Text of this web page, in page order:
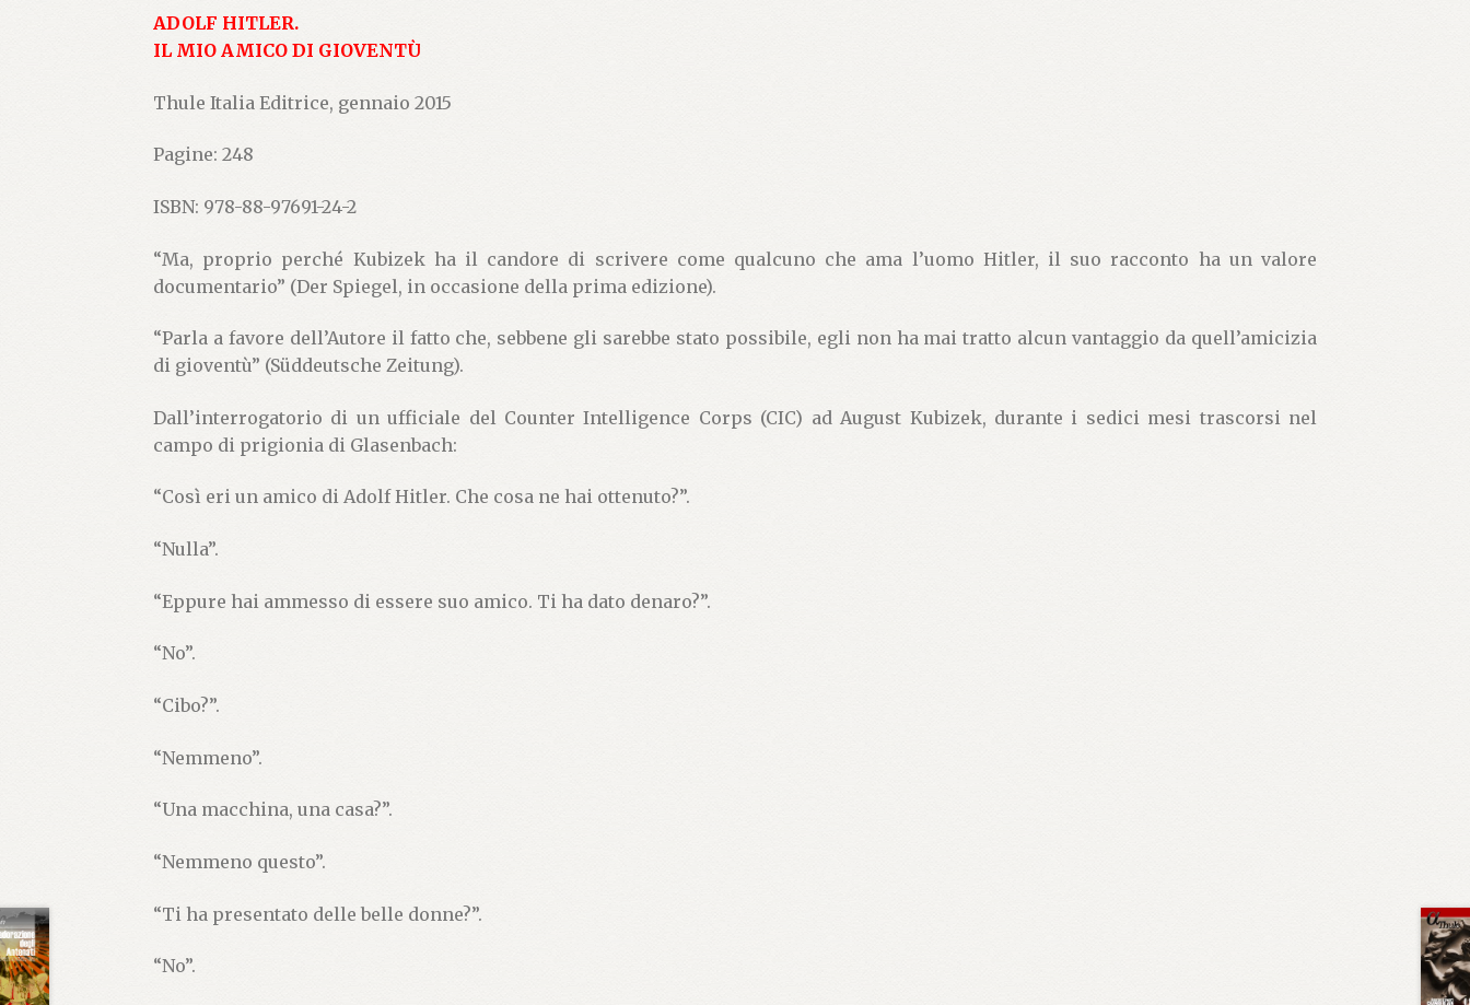
ADOLF HITLER.
IL MIO AMICO DI GIOVENTÙ
Thule Italia Editrice, gennaio 2015
Pagine: 248
ISBN: 978-88-97691-24-2
“Ma, proprio perché Kubizek ha il candore di scrivere come qualcuno che ama l’uomo Hitler, il suo racconto ha un valore
documentario” (Der Spiegel, in occasione della prima edizione).
“Parla a favore dell’Autore il fatto che, sebbene gli sarebbe stato possibile, egli non ha mai tratto alcun vantaggio da quell’amicizia
di gioventù” (Süddeutsche Zeitung).
Dall’interrogatorio di un ufficiale del Counter Intelligence Corps (CIC) ad August Kubizek, durante i sedici mesi trascorsi nel
campo di prigionia di Glasenbach:
“Così eri un amico di Adolf Hitler. Che cosa ne hai ottenuto?”.
“Nulla”.
“Eppure hai ammesso di essere suo amico. Ti ha dato denaro?”.
“No”.
“Cibo?”.
“Nemmeno”.
“Una macchina, una casa?”.
“Nemmeno questo”.
“Ti ha presentato delle belle donne?”.
“No”.